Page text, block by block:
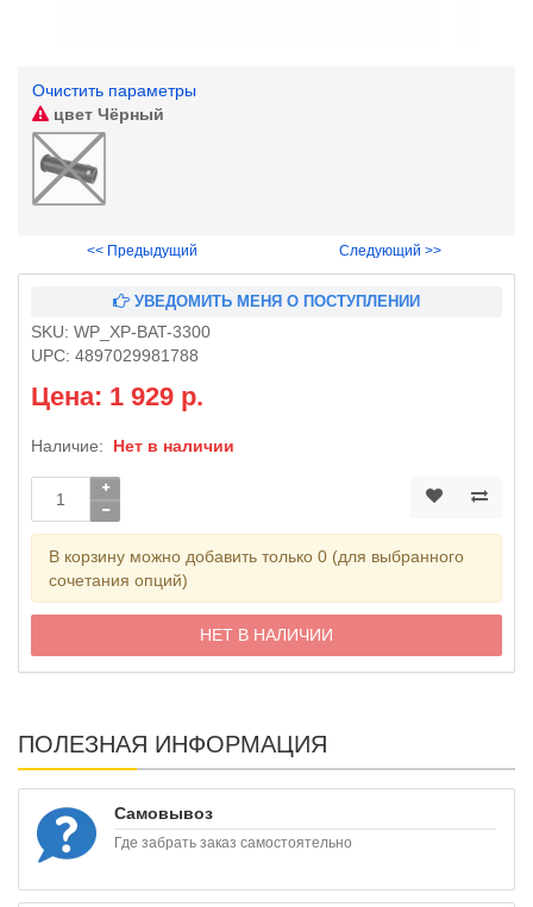
Очистить параметры
цвет Чёрный
<< Предыдущий Следующий >>
УВЕДОМИТЬ МЕНЯ О ПОСТУПЛЕНИИ
SKU: WP_XP-BAT-3300
UPC: 4897029981788
Цена: 1 929 р.
Наличие: Нет в наличии
В корзину можно добавить только 0 (для выбранного
сочетания опций)
НЕТ В НАЛИЧИИ
ПОЛЕЗНАЯ ИНФОРМАЦИЯ
Самовывоз
Где забрать заказ самостоятельно